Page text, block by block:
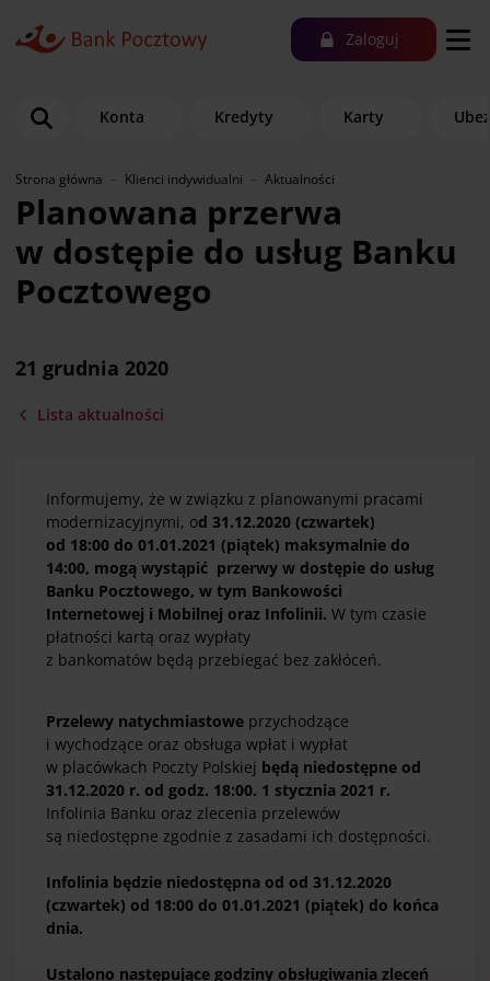
Zaloguj
Konta Kredyty Karty
Strona główna Klienci indywidualni Aktualności
Planowana przerwa
w dostępie do usług Banku
Pocztowego
21 grudnia 2020
Lista aktualności
Informujemy, że w związku z planowanymi pracami
modernizacyjnymi, od 31.12.2020 (czwartek)
od 18:00 do 01.01.2021 (piątek) maksymalnie do
14:00, mogą wystąpić przerwy w dostępie do usług
Banku Pocztowego, w tym Bankowości
Internetowej i Mobilnej oraz Infolinii. W tym czasie
płatności kartą oraz wypłaty
z bankomatów będą przebiegać bez zakłóceń.
Przelewy natychmiastowe przychodzące
i wychodzące oraz obsługa wpłat i wypłat
w placówkach Poczty Polskiej będą niedostępne od
31.12.2020 r. od godz. 18:00. 1 stycznia 2021 r.
Infolinia Banku oraz zlecenia przelewów
są niedostępne zgodnie z zasadami ich dostępności.
Infolinia będzie niedostępna od od 31.12.2020
(czwartek) od 18:00 do 01.01.2021 (piątek) do końca
dnia.
Ustalono następujące godziny obsługiwania zleceń